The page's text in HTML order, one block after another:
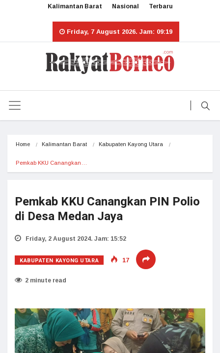
Kalimantan Barat Nasional Terbaru
Friday, 7 August 2026. Jam: 09:19
Home Kalimantan Barat Kabupaten Kayong Utara
Pemkab KKU Canangkan…
Pemkab KKU Canangkan PIN Polio
di Desa Medan Jaya
Friday, 2 August 2024. Jam: 15:52
KABUPATEN KAYONG UTARA 17
2 minute read